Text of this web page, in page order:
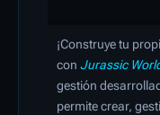
¡Construye tu
con Jurassic
gestión
permite crear,